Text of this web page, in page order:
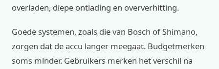
overladen, diepe ontlading en oververhitting.
Goede systemen, zoals die van Bosch of Shimano,
zorgen dat de accu langer meegaat. Budgetmerken
soms minder. Gebruikers merken het verschil na